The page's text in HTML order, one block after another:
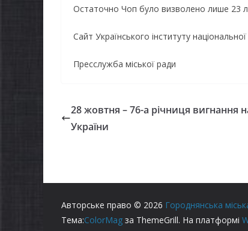
Остаточно Чоп було визволено лише 23
Сайт Українського інституту національної
Пресслужба міської ради
28 жовтня – 76-а річниця вигнання
України
Авторське право © 2026 Городнянська
Тема:ColorMag за ThemeGrill. На платформі